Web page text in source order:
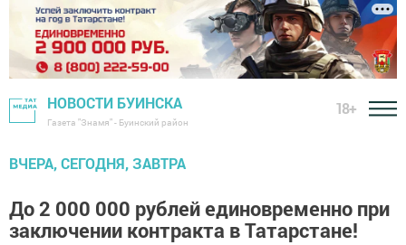
НОВОСТИ БУИНСКА
Газета "Знамя" - Буинский район
18+
ВЧЕРА, СЕГОДНЯ, ЗАВТРА
До 2 000 000 рублей единовременно при
заключении контракта в Татарстане!